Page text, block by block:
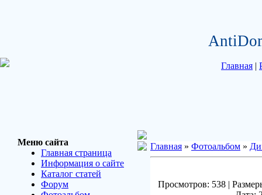
Главная |
Меню сайта
Главная страница
Информация о сайте
Каталог статей
Форум
Главная » Фотоальбом »
Просмотров: 538 |